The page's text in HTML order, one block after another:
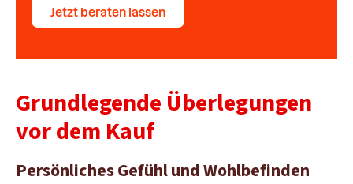
Jetzt beraten lassen
Grundlegende Überlegungen
vor dem Kauf
Persönliches Gefühl und Wohlbefinden